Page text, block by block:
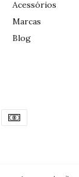
Acessórios
Marcas
Blog